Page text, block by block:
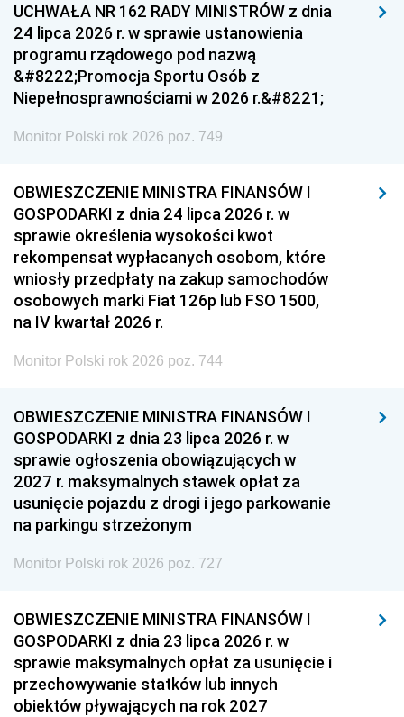
UCHWAŁA NR 162 RADY MINISTRÓW z dnia
24 lipca 2026 r. w sprawie ustanowienia
programu rządowego pod nazwą
&#8222;Promocja Sportu Osób z
Niepełnosprawnościami w 2026 r.&#8221;
Monitor Polski rok 2026 poz. 749
OBWIESZCZENIE MINISTRA FINANSÓW I
GOSPODARKI z dnia 24 lipca 2026 r. w
sprawie określenia wysokości kwot
rekompensat wypłacanych osobom, które
wniosły przedpłaty na zakup samochodów
osobowych marki Fiat 126p lub FSO 1500,
na IV kwartał 2026 r.
Monitor Polski rok 2026 poz. 744
OBWIESZCZENIE MINISTRA FINANSÓW I
GOSPODARKI z dnia 23 lipca 2026 r. w
sprawie ogłoszenia obowiązujących w
2027 r. maksymalnych stawek opłat za
usunięcie pojazdu z drogi i jego parkowanie
na parkingu strzeżonym
Monitor Polski rok 2026 poz. 727
OBWIESZCZENIE MINISTRA FINANSÓW I
GOSPODARKI z dnia 23 lipca 2026 r. w
sprawie maksymalnych opłat za usunięcie i
przechowywanie statków lub innych
obiektów pływających na rok 2027